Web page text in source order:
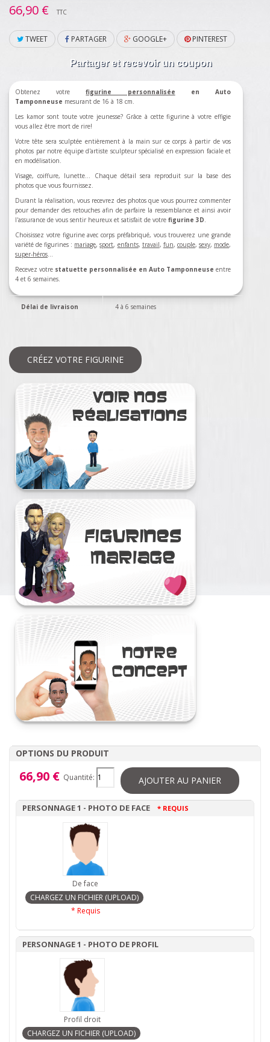
66,90 €
TTC
TWEET PARTAGER GOOGLE+ PINTEREST
Partager et recevoir un coupon
Obtenez votrefigurine personnalisée en Auto
Tamponneuse mesurant de 16 à 18 cm.
Les kamor sont toute votre jeunesse? Grâce à cette figurine à votre effigie
vous allez être mort de rire!
Votre tête sera sculptée entièrement à la main sur ce corps à partir de vos
photos par notre équipe d'artiste sculpteur spécialisé en expression faciale et
en modélisation.
Visage, coiffure, lunette... Chaque détail sera reproduit sur la base des
photos que vous fournissez.
Durant la réalisation, vous recevrez des photos que vous pourrez commenter
pour demander des retouches afin de parfaire la ressemblance et ainsi avoir
l'assurance de vous sentir heureux et satisfait de votre figurine 3D.
Choisissez votre figurine avec corps préfabriqué, vous trouverez une grande
variété de figurines : mariage,sport, enfants, travail, fun, couple, sexy, mode,
super-héros…
Recevez votre statuette personnalisée en Auto Tamponneuse entre
4 et 6 semaines.
Délai de livraison 4 à 6 semaines
CRÉEZ VOTRE FIGURINE
OPTIONS DU PRODUIT
66,90 € Quantité: AJOUTER AU PANIER
PERSONNAGE 1 - PHOTO DE FACE * REQUIS
De face
* Requis
PERSONNAGE 1 - PHOTO DE PROFIL
Profil droit